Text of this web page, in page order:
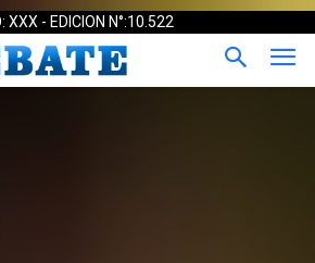
XXX - EDICION N°:10.522